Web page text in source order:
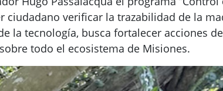
verificar la trazabilidad de la
la tecnología, busca fortalecer acciones
todo el ecosistema de Misiones.